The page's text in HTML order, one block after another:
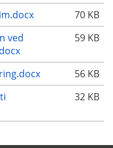
70 KB
ved
59 KB
56 KB
32 KB